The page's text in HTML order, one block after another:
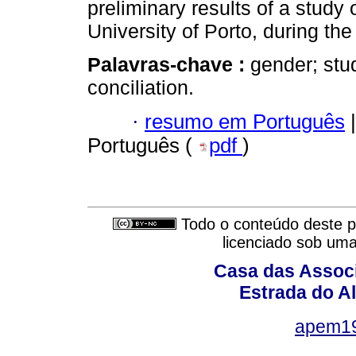
preliminary results of a study
University of Porto, during
Palavras-chave : gender;
conciliation.
· resumo em Português |
Português (
pdf )
Todo o conteúdo deste
licenciado sob
Casa das
Estrada do